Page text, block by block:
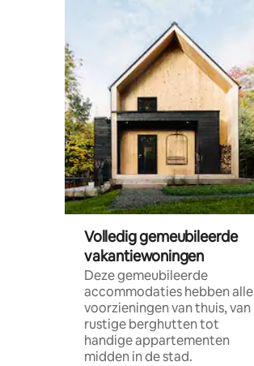
Volledig gemeubileerde
vakantiewoningen
Deze gemeubileerde
accommodaties hebben alle
voorzieningen van thuis, van
rustige berghutten tot
handige appartementen
midden in de stad.